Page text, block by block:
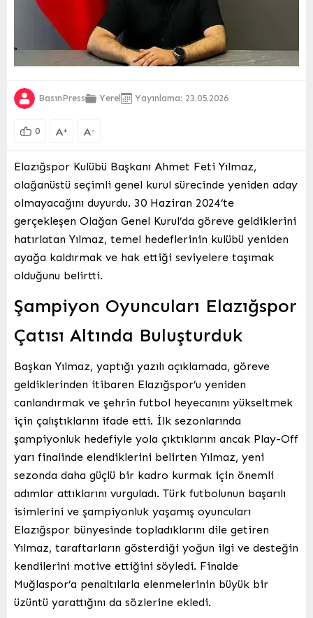
BasınPress Yerel Yayınlama: 23.05.2026
0 A+ A-
Elazığspor Kulübü Başkanı Ahmet Feti Yılmaz,
olağanüstü seçimli genel kurul sürecinde yeniden aday
olmayacağını duyurdu. 30 Haziran 2024’te
gerçekleşen Olağan Genel Kurul’da göreve geldiklerini
hatırlatan Yılmaz, temel hedeflerinin kulübü yeniden
ayağa kaldırmak ve hak ettiği seviyelere taşımak
olduğunu belirtti.
Şampiyon Oyuncuları Elazığspor
Çatısı Altında Buluşturduk
Başkan Yılmaz, yaptığı yazılı açıklamada, göreve
geldiklerinden itibaren Elazığspor’u yeniden
canlandırmak ve şehrin futbol heyecanını yükseltmek
için çalıştıklarını ifade etti. İlk sezonlarında
şampiyonluk hedefiyle yola çıktıklarını ancak Play-Off
yarı finalinde elendiklerini belirten Yılmaz, yeni
sezonda daha güçlü bir kadro kurmak için önemli
adımlar attıklarını vurguladı. Türk futbolunun başarılı
isimlerini ve şampiyonluk yaşamış oyuncuları
Elazığspor bünyesinde topladıklarını dile getiren
Yılmaz, taraftarların gösterdiği yoğun ilgi ve desteğin
kendilerini motive ettiğini söyledi. Finalde
Muğlaspor’a penaltılarla elenmelerinin büyük bir
üzüntü yarattığını da sözlerine ekledi.